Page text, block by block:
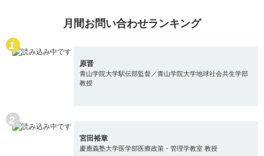
月間お問い合わせランキング
原晋
青山学院大学駅伝部監督／青山学院大学地球社会共生学部
教授
宮田裕章
慶應義塾大学医学部医療政策・管理学教室 教授